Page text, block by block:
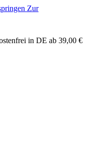
Zur
in DE ab 39,00 €